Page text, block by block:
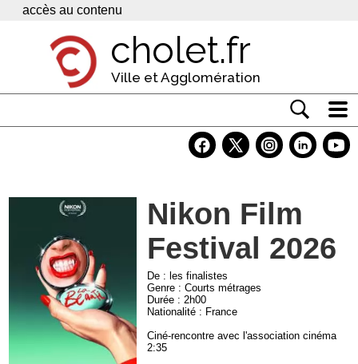
Panneau de gestion des cookies
accès au contenu
cholet.fr
Ville et Agglomération
Economie
Services
Contacts
Nikon Film
Festival 2026
De : les finalistes
Genre : Courts métrages
Durée : 2h00
Nationalité : France
Ciné-rencontre avec l'association cinéma
2:35